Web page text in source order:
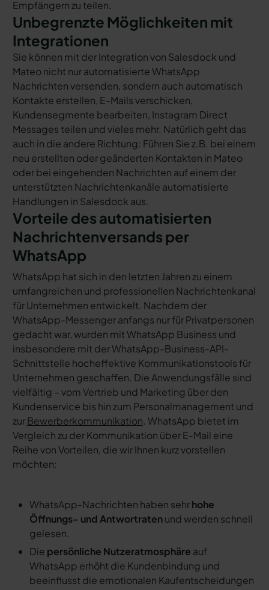
Empfängern zu teilen.
Unbegrenzte Möglichkeiten mit
Integrationen
Sie können mit der Integration von Salesdock und
Mateo nicht nur automatisierte WhatsApp
Nachrichten versenden, sondern auch automatisch
Kontakte erstellen, E-Mails verschicken,
Kundensegmente bearbeiten, Instagram Direct
Messages teilen und vieles mehr. Natürlich geht das
auch in die andere Richtung: Führen Sie z.B. bei einem
neu erstellten oder geänderten Kontakten in Mateo
oder bei eingehenden Nachrichten auf einem der
unterstützten Nachrichtenkanäle automatisierte
Handlungen in Salesdock aus.
Vorteile des automatisierten
Nachrichtenversands per
WhatsApp
WhatsApp hat sich in den letzten Jahren zu einem
umfangreichen und professionellen Nachrichtenkanal
für Unternehmen entwickelt. Nachdem der
WhatsApp-Messenger anfangs nur für Privatpersonen
gedacht war, wurden mit WhatsApp Business und
insbesondere mit der WhatsApp-Business-API-
Schnittstelle hocheffektive Kommunikationstools für
Unternehmen geschaffen. Die Anwendungsfälle sind
vielfältig – vom Vertrieb und Marketing über den
Kundenservice bis hin zum Personalmanagement und
zurBewerberkommunikation. WhatsApp bietet im
Vergleich zu der Kommunikation über E-Mail eine
Reihe von Vorteilen, die wir Ihnen kurz vorstellen
möchten:
WhatsApp-Nachrichten haben sehrhohe
Öffnungs- und Antwortratenund werden schnell
gelesen.
Die persönliche Nutzeratmosphäre auf
WhatsApp erhöht die Kundenbindung und
beeinflusst die emotionalen Kaufentscheidungen